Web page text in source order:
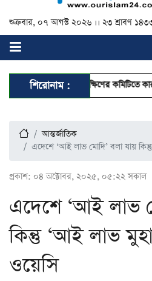
শুক্রবার, ০৭ আগস্ট ২০২৬ ।। ২৩ শ্রাবণ
শিরোনাম :
মহানগর দক্ষিণের কমিটিতে কারা ঠাঁই
আন্তর্জাতিক
এদেশে ‘আই লাভ মোদি’ বলা যায়
প্রকাশ: ০৪ অক্টোবর, ২০২৫, ০৫:২২ সকাল
এদেশে ‘আই লাভ
কিন্তু ‘আই লাভ
ওয়েসি